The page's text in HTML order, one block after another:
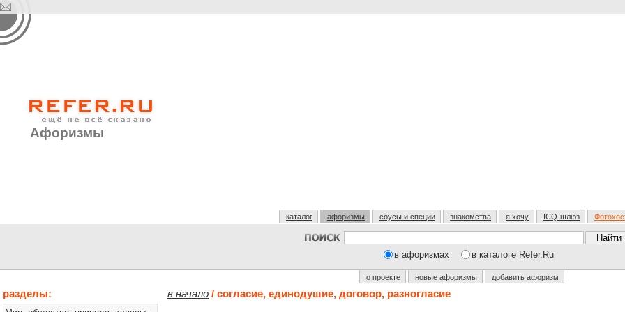
Афоризмы
каталог афоризмы соусы и специи знакомства я хочу ICQ-шлюз
в афоризмах в каталоге Refer.Ru
о проекте новые афоризмы добавить афоризм
разделы: в начало / согласие, единодушие, договор, разногласие